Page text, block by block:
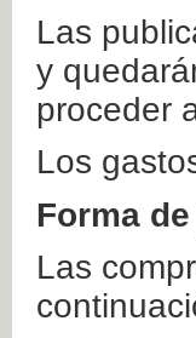
Las
y
proceder
Los
Forma
Las